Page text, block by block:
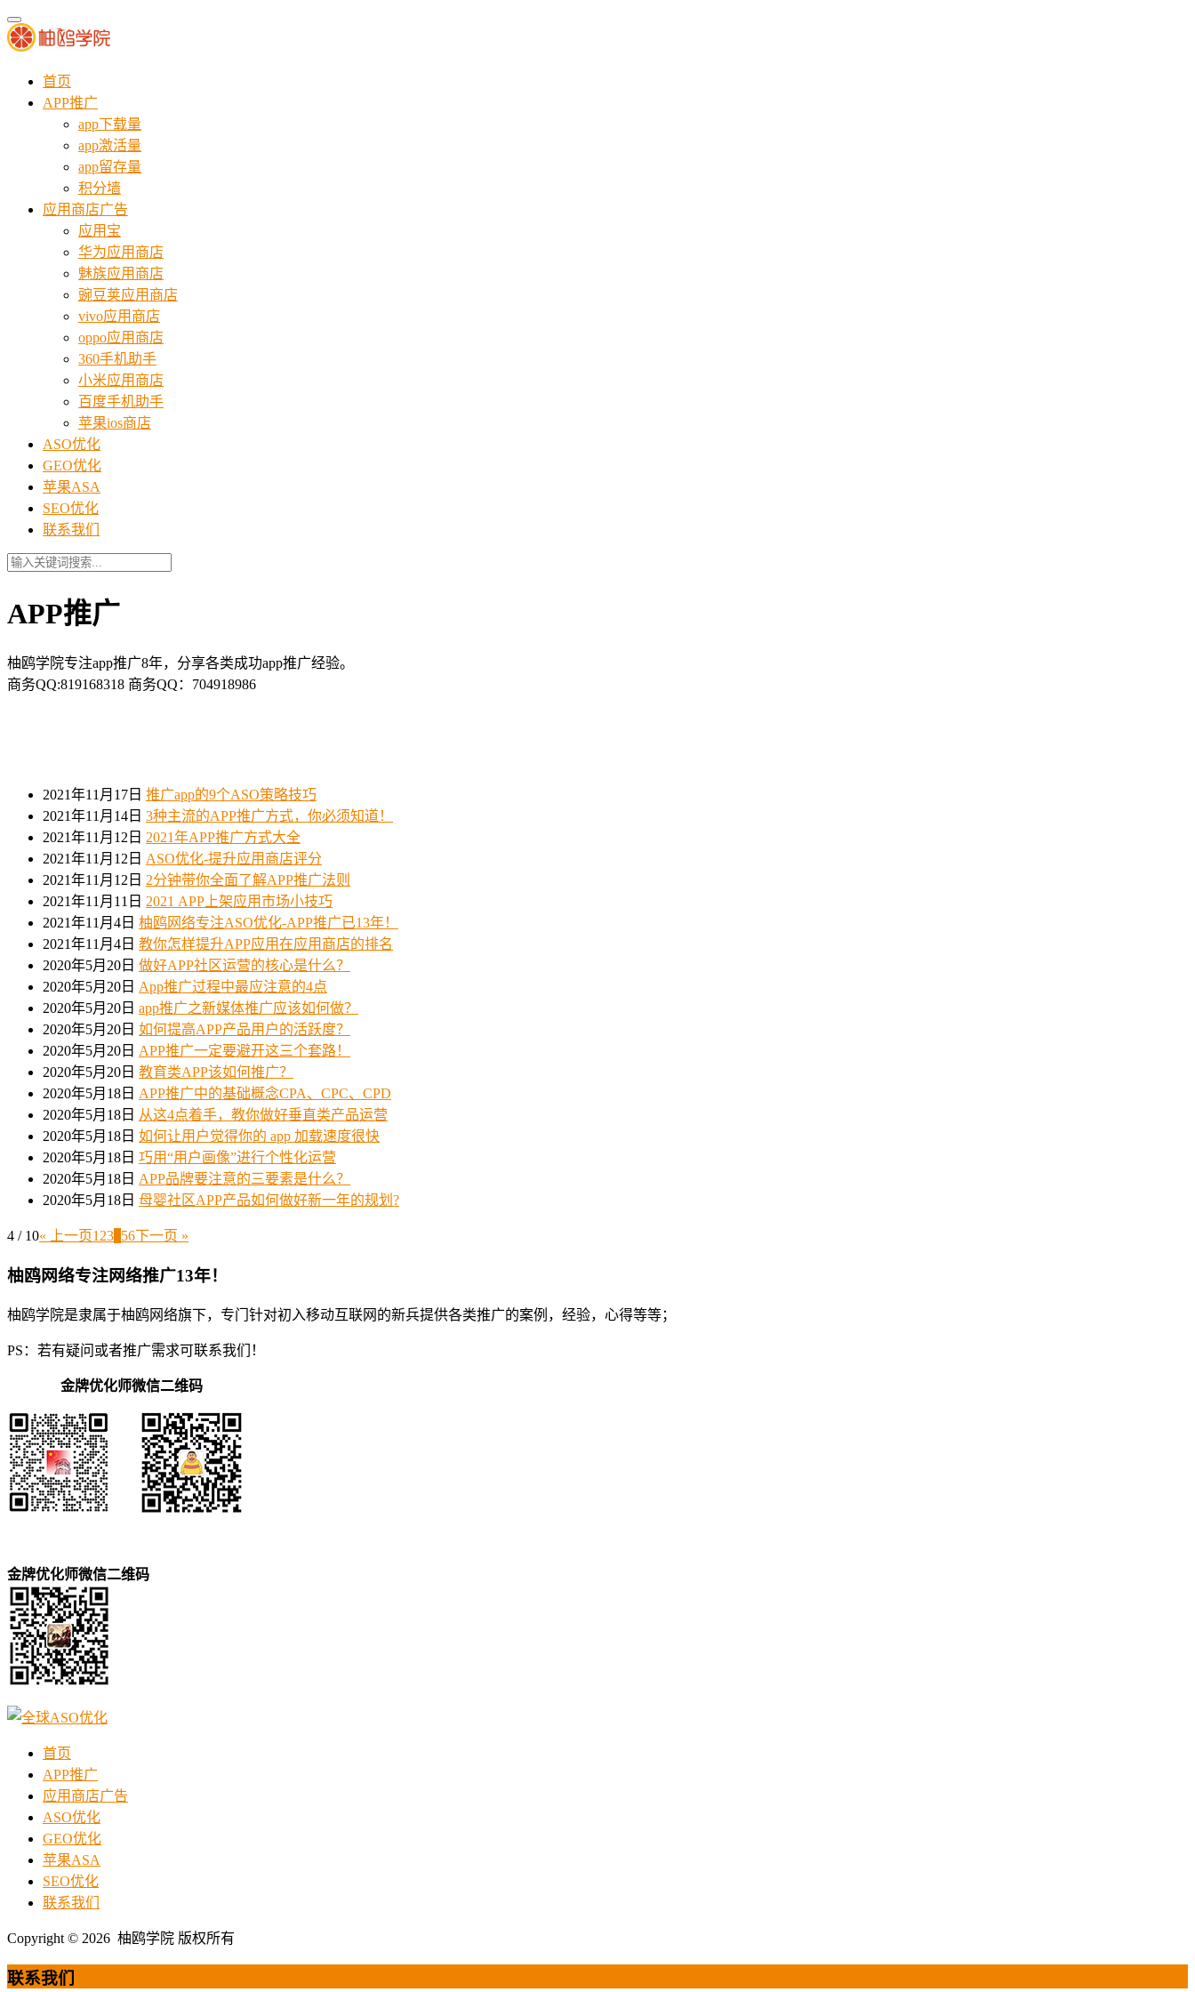
首页
APP推广
app下载量
app激活量
app留存量
积分墙
应用商店广告
应用宝
华为应用商店
魅族应用商店
豌豆荚应用商店
vivo应用商店
oppo应用商店
360手机助手
小米应用商店
百度手机助手
苹果ios商店
ASO优化
GEO优化
苹果ASA
SEO优化
联系我们
APP推广
柚鸥学院专注app推广8年，分享各类成功app推广经验。
商务QQ:819168318 商务QQ：704918986
2021年11月17日 推广app的9个ASO策略技巧
2021年11月14日 3种主流的APP推广方式，你必须知道！
2021年11月12日 2021年APP推广方式大全
2021年11月12日 ASO优化-提升应用商店评分
2021年11月12日 2分钟带你全面了解APP推广法则
2021年11月11日 2021 APP上架应用市场小技巧
2021年11月4日 柚鸥网络专注ASO优化-APP推广已13年！
2021年11月4日 教你怎样提升APP应用在应用商店的排名
2020年5月20日 做好APP社区运营的核心是什么？
2020年5月20日 App推广过程中最应注意的4点
2020年5月20日 app推广之新媒体推广应该如何做？
2020年5月20日 如何提高APP产品用户的活跃度？
2020年5月20日 APP推广一定要避开这三个套路！
2020年5月20日 教育类APP该如何推广？
2020年5月18日 APP推广中的基础概念CPA、CPC、CPD
2020年5月18日 从这4点着手，教你做好垂直类产品运营
2020年5月18日 如何让用户觉得你的 app 加载速度很快
2020年5月18日 巧用“用户画像”进行个性化运营
2020年5月18日 APP品牌要注意的三要素是什么？
2020年5月18日 母婴社区APP产品如何做好新一年的规划?
4 / 10« 上一页123 56下一页 »
柚鸥网络专注网络推广13年！
柚鸥学院是隶属于柚鸥网络旗下，专门针对初入移动互联网的新兵提供各类推广的案例，经验，心得等等；
PS：若有疑问或者推广需求可联系我们！
金牌优化师微信二维码
金牌优化师微信二维码
首页
APP推广
应用商店广告
ASO优化
GEO优化
苹果ASA
SEO优化
联系我们
Copyright © 2026 柚鸥学院 版权所有
联系我们